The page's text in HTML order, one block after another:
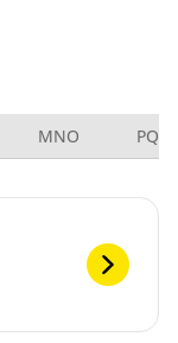
MNO PQRS